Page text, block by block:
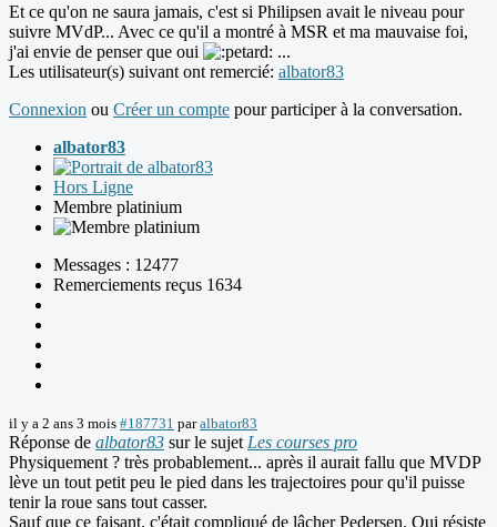
Et ce qu'on ne saura jamais, c'est si Philipsen avait le niveau pour
suivre MVdP... Avec ce qu'il a montré à MSR et ma mauvaise foi,
j'ai envie de penser que oui
...
Les utilisateur(s) suivant ont remercié: albator83
Connexion ou Créer un compte pour participer à la conversation.
albator83
Hors Ligne
Membre platinium
Messages : 12477
Remerciements reçus 1634
il y a 2 ans 3 mois #187731 paralbator83
Réponse de albator83 sur le sujet Les courses pro
Physiquement ? très probablement... après il aurait fallu que MVDP
lève un tout petit peu le pied dans les trajectoires pour qu'il puisse
tenir la roue sans tout casser.
Sauf que ce faisant, c'était compliqué de lâcher Pedersen. Qui résiste